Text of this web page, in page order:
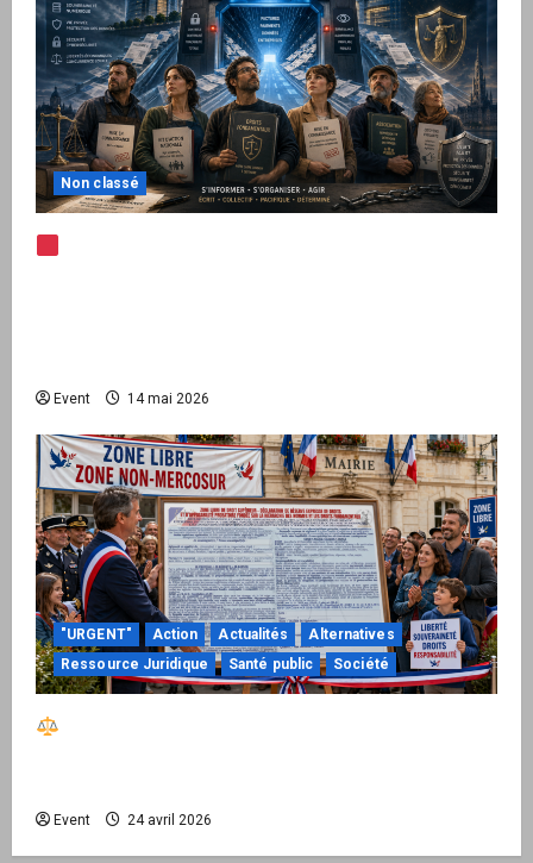
Non classé
Event 14 mai 2026
"URGENT" Action Actualités
Alternatives
Ressource Juridique
Santé public Société
Event 24 avril 2026